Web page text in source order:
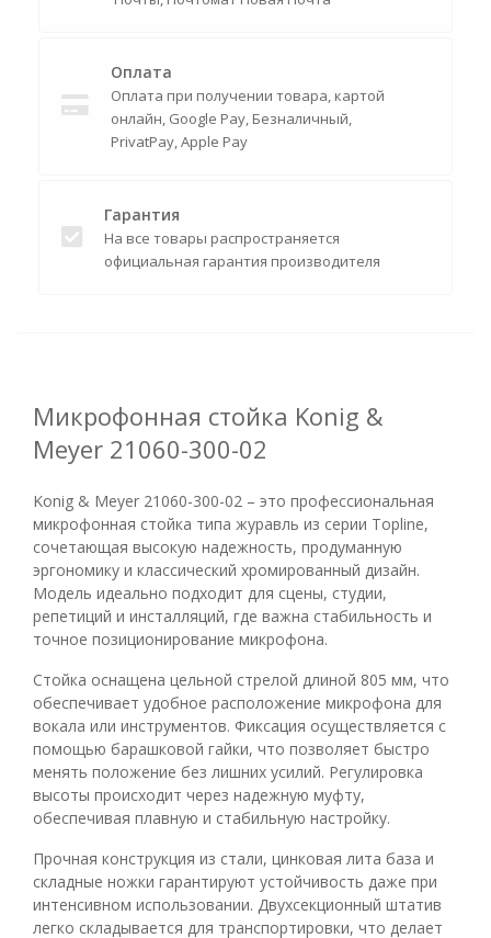
Оплата
Оплата при получении товара, картой
онлайн, Google Pay, Безналичный,
PrivatPay, Apple Pay
Гарантия
На все товары распространяется
официальная гарантия производителя
Микрофонная стойка Konig &
Meyer 21060-300-02
Konig & Meyer 21060-300-02 – это профессиональная
микрофонная стойка типа журавль из серии Topline,
сочетающая высокую надежность, продуманную
эргономику и классический хромированный дизайн.
Модель идеально подходит для сцены, студии,
репетиций и инсталляций, где важна стабильность и
точное позиционирование микрофона.
Стойка оснащена цельной стрелой длиной 805 мм, что
обеспечивает удобное расположение микрофона для
вокала или инструментов. Фиксация осуществляется с
помощью барашковой гайки, что позволяет быстро
менять положение без лишних усилий. Регулировка
высоты происходит через надежную муфту,
обеспечивая плавную и стабильную настройку.
Прочная конструкция из стали, цинковая литa база и
складные ножки гарантируют устойчивость даже при
интенсивном использовании. Двухсекционный штатив
легко складывается для транспортировки, что делает